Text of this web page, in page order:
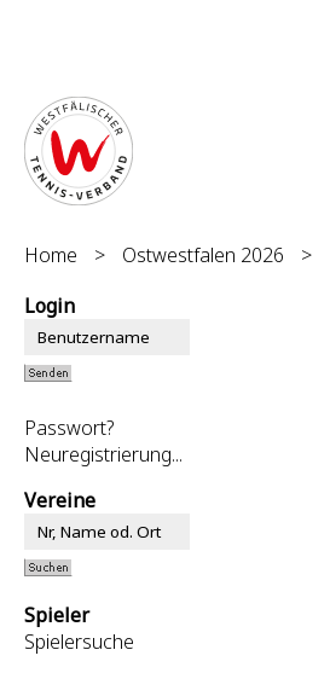
Home > Ostwestfalen 2026 >
Login
Passwort?
Neuregistrierung...
Vereine
Spieler
Spielersuche